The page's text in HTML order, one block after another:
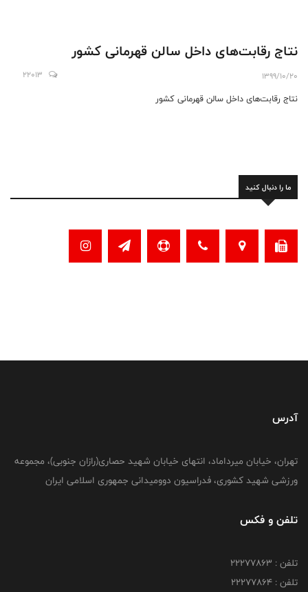
نتاج رقابت‌های داخل سالن قهرمانی کشور
1399/10/20
22013
نتاج رقابت‌های داخل سالن قهرمانی کشور
ما را دنبال کنید
آدرس
تهران، خیابان میرداماد، انتهای خیابان شهید حصاری(رازان جنوبی)، مجموعه
ورزشی شهید کشوری، فدراسیون دوومیدانی جمهوری اسلامی ایران
تلفن و فکس
تلفن : 22277863
تلفن : 22277864